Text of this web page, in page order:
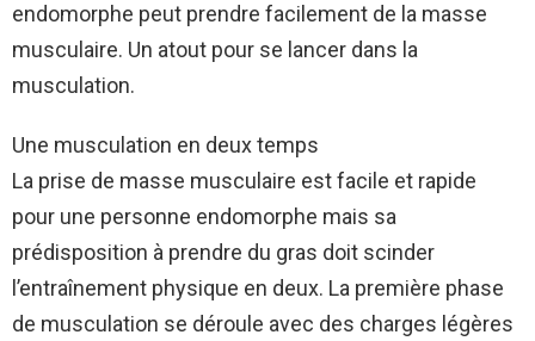
endomorphe peut prendre facilement de la masse
musculaire. Un atout pour se lancer dans la
musculation.
Une musculation en deux temps
La prise de masse musculaire est facile et rapide
pour une personne endomorphe mais sa
prédisposition à prendre du gras doit scinder
l’entraînement physique en deux. La première phase
de musculation se déroule avec des charges légères